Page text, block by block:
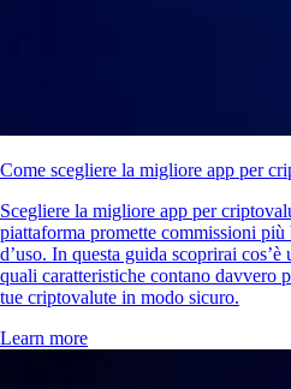
Come scegliere la migliore app per
Scegliere la migliore app per
piattaforma promette commissioni più
d’uso. In questa guida scoprirai
quali caratteristiche contano davvero
tue criptovalute in modo sicuro.
Learn more